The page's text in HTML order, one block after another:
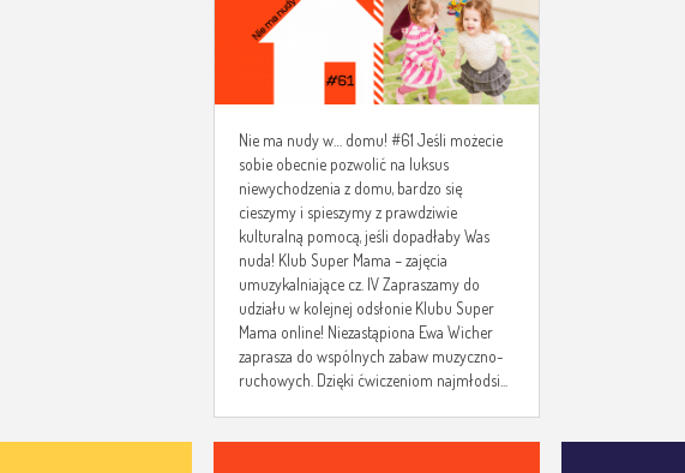
Nie ma nudy w… domu! #61 Jeśli możecie
sobie obecnie pozwolić na luksus
niewychodzenia z domu, bardzo się
cieszymy i spieszymy z prawdziwie
kulturalną pomocą, jeśli dopadłaby Was
nuda! Klub Super Mama – zajęcia
umuzykalniające cz. IV Zapraszamy do
udziału w kolejnej odsłonie Klubu Super
Mama online! Niezastąpiona Ewa Wicher
zaprasza do wspólnych zabaw muzyczno-
ruchowych. Dzięki ćwiczeniom najmłodsi...